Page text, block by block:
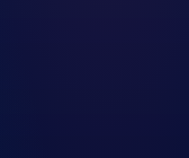
conform onze